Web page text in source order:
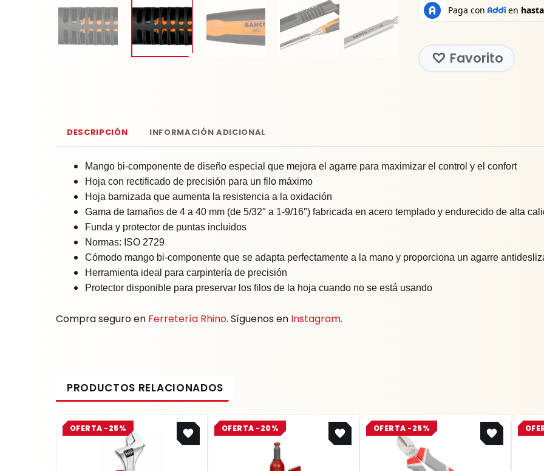
Favorito
DESCRIPCIÓN INFORMACIÓN ADICIONAL
Mango bi-componente de diseño especial que mejora el agarre para maximizar el control y el confort
Hoja con rectificado de precisión para un filo máximo
Hoja barnizada que aumenta la resistencia a la oxidación
Gama de tamaños de 4 a 40 mm (de 5/32″ a 1-9/16″) fabricada en acero templado y endurecido de alta
Funda y protector de puntas incluidos
Normas: ISO 2729
Cómodo mango bi-componente que se adapta perfectamente a la mano y proporciona un agarre
Herramienta ideal para carpintería de precisión
Protector disponible para preservar los filos de la hoja cuando no se está usando
Compra seguro en Ferretería Rhino. Síguenos en Instagram.
OFERTA -25%
Original
price
was:
$ 223.400.
Current
price
is:
$ 167.550.
OFERTA -20%
Original
price
Current
price
OFERTA -25%
Original
price
$ 31.800.
Current
price
$ 23.850.